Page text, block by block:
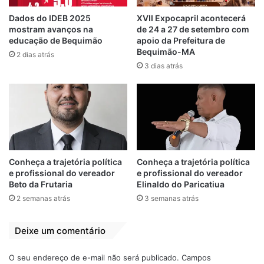
Relacionado
BEQUIMÃO:
Empresário Márcio
Bouéres declara
apoio a João
Martins
MA"
Bequimão-MA:
Secretário Sidney
Bouéres faz
balanço positivo da
gestão João
Dados do IDEB 2025
mostram avanços na
educação de Bequimão
2 dias atrás
XVII Expocapril acontecerá
de 24 a 27 de setembro com
apoio da Prefeitura de
Bequimão-MA
3 dias atrás
Conheça a trajetória política
e profissional do vereador
Beto da Frutaria
2 semanas atrás
Conheça a trajetória política
e profissional do vereador
Elinaldo do Paricatiua
3 semanas atrás
Deixe um comentário
O seu endereço de e-mail não será publicado. Campos